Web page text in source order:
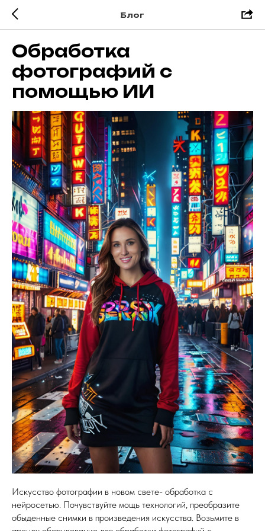
Блог
Обработка
фотографий с
помощью ИИ
Искусство фотографии в новом свете- обработка с
нейросетью. Почувствуйте мощь технологий, преобразите
обыденные снимки в произведения искусства. Возьмите в